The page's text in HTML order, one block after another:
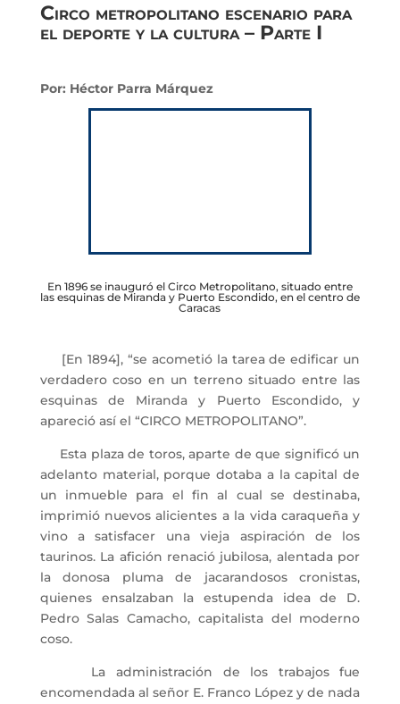
Circo metropolitano escenario para
el deporte y la cultura – Parte I
Por: Héctor Parra Márquez
En 1896 se inauguró el Circo Metropolitano, situado entre
las esquinas de Miranda y Puerto Escondido, en el centro de
Caracas
[En 1894], “se acometió la tarea de edificar un
verdadero coso en un terreno situado entre las
esquinas de Miranda y Puerto Escondido, y
apareció así el “CIRCO METROPOLITANO”.
Esta plaza de toros, aparte de que significó un
adelanto material, porque dotaba a la capital de
un inmueble para el fin al cual se destinaba,
imprimió nuevos alicientes a la vida caraqueña y
vino a satisfacer una vieja aspiración de los
taurinos. La afición renació jubilosa, alentada por
la donosa pluma de jacarandosos cronistas,
quienes ensalzaban la estupenda idea de D.
Pedro Salas Camacho, capitalista del moderno
coso.
La administración de los trabajos fue
encomendada al señor E. Franco López y de nada